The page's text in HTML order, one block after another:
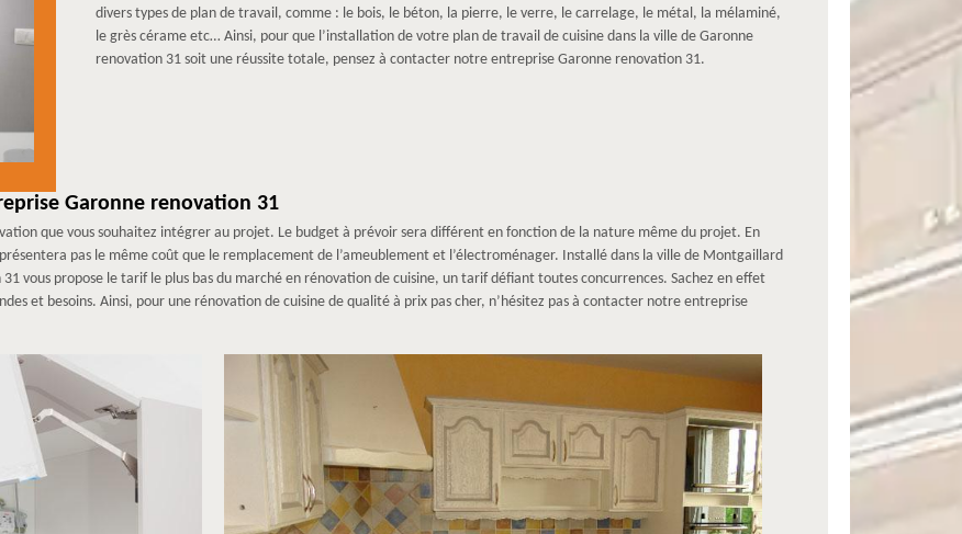
divers types de plan de travail, comme : le bois, le béton, la pierre, le verre, le carrelage, le métal, la mélaminé,
le grès cérame etc… Ainsi, pour que l’installation de votre plan de travail de cuisine dans la ville de Garonne
renovation 31 soit une réussite totale, pensez à contacter notre entreprise Garonne renovation 31.
Garonne renovation 31
que vous souhaitez intégrer au projet. Le budget à prévoir sera différent en fonction de la nature même du projet. En
pas le même coût que le remplacement de l’ameublement et l’électroménager. Installé dans la ville de Montgaillard
vous propose le tarif le plus bas du marché en rénovation de cuisine, un tarif défiant toutes concurrences. Sachez en effet
et besoins. Ainsi, pour une rénovation de cuisine de qualité à prix pas cher, n’hésitez pas à contacter notre entreprise